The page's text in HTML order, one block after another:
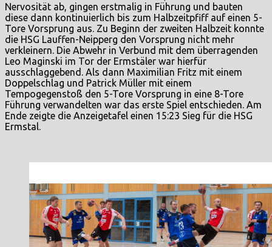
Nervosität ab, gingen erstmalig in Führung und bauten
diese dann kontinuierlich bis zum Halbzeitpfiff auf einen 5-
Tore Vorsprung aus. Zu Beginn der zweiten Halbzeit konnte
die HSG Lauffen-Neipperg den Vorsprung nicht mehr
verkleinern. Die Abwehr in Verbund mit dem überragenden
Leo Maginski im Tor der Ermstäler war hierfür
ausschlaggebend. Als dann Maximilian Fritz mit einem
Doppelschlag und Patrick Müller mit einem
Tempogegenstoß den 5-Tore Vorsprung in eine 8-Tore
Führung verwandelten war das erste Spiel entschieden. Am
Ende zeigte die Anzeigetafel einen 15:23 Sieg für die HSG
Ermstal.